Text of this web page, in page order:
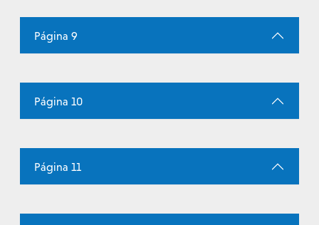
Página 9
Página 10
Página 11